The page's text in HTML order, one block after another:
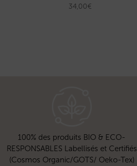
34,00€
100% des produits BIO & ECO-
RESPONSABLES Labellisés et Certifiés
(Cosmos Organic/GOTS/ Oeko-Tex)